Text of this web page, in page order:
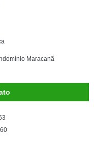
Maracanã